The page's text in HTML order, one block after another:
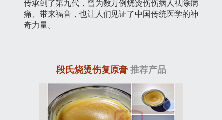
传承到了第九代，曾为数万例烧烫伤伤病人祛除病
痛、带来福音，也让人们见证了中国传统医学的神
奇力量。
段氏烧烫伤复原膏推荐产品